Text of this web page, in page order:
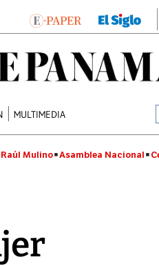
MULTIMEDIA
Raúl Mulino Asamblea Nacional